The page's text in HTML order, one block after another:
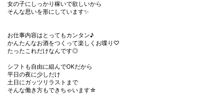
女の子にしっかり稼いで欲しいから
そんな思いを形にしています✨
お仕事内容はとってもカンタン♪
かんたんなお酒をつくって楽しくお喋り♡
たったこれだけなんです◎
シフトも自由に組んでOKだから
平日の夜に少しだけ
土日にガッツリラストまで
そんな働き方もできちゃいます☆